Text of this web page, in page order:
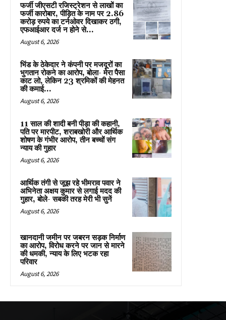
फर्जी जीएसटी रजिस्ट्रेशन से लाखों का
फर्जी कारोबार, पीड़ित के नाम पर 2.86
करोड़ रुपये का टर्नओवर दिखाकर ठगी,
एफआईआर दर्ज न होने से...
August 6, 2026
भिंड के ठेकेदार ने कंपनी पर मजदूरों का
भुगतान रोकने का आरोप, बोला- मेरा पैसा
काट लो, लेकिन 23 श्रमिकों की मेहनत
की कमाई...
August 6, 2026
11 साल की शादी बनी पीड़ा की कहानी,
पति पर मारपीट, शराबखोरी और आर्थिक
शोषण के गंभीर आरोप, तीन बच्चों संग
न्याय की गुहार
August 6, 2026
आर्थिक तंगी से जूझ रहे भीमराव पवार ने
अभिनेता अक्षय कुमार से लगाई मदद की
गुहार, बोले- सबकी तरह मेरी भी सुनें
August 6, 2026
खानदानी जमीन पर जबरन सड़क निर्माण
का आरोप, विरोध करने पर जान से मारने
की धमकी, न्याय के लिए भटक रहा
परिवार
August 6, 2026